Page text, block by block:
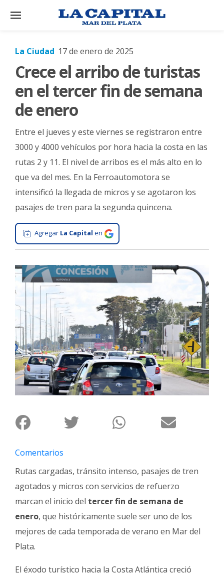
×
El
El
Mundo
La
Zona
Cultura
Tecnología
Interés
General
La
Ciudad
Deportes
Arte
y
Espectáculos
Policiales
Cartelera
Fotos
Familia
Fúnebres
La Ciudad 17 de enero de 2025
Crece el arribo de turistas
en el tercer fin de semana
de enero
Entre el jueves y este viernes se registraron entre
3000 y 4000 vehículos por hora hacia la costa en las
rutas 2 y 11. El nivel de arribos es el más alto en lo
que va del mes. En la Ferroautomotora se
intensificó la llegada de micros y se agotaron los
pasajes de tren para la segunda quincena.
Agregar La Capital en
Comentarios
Rutas cargadas, tránsito intenso, pasajes de tren
agotados y micros con servicios de refuerzo
marcan el inicio del tercer fin de semana de
enero, que históricamente suele ser uno de los
mejores de cada temporada de verano en Mar del
Plata.
El éxodo turístico hacia la Costa Atlántica creció